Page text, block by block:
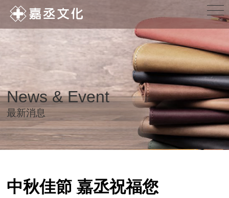
News & Event
最新消息
中秋佳節 嘉丞祝福您